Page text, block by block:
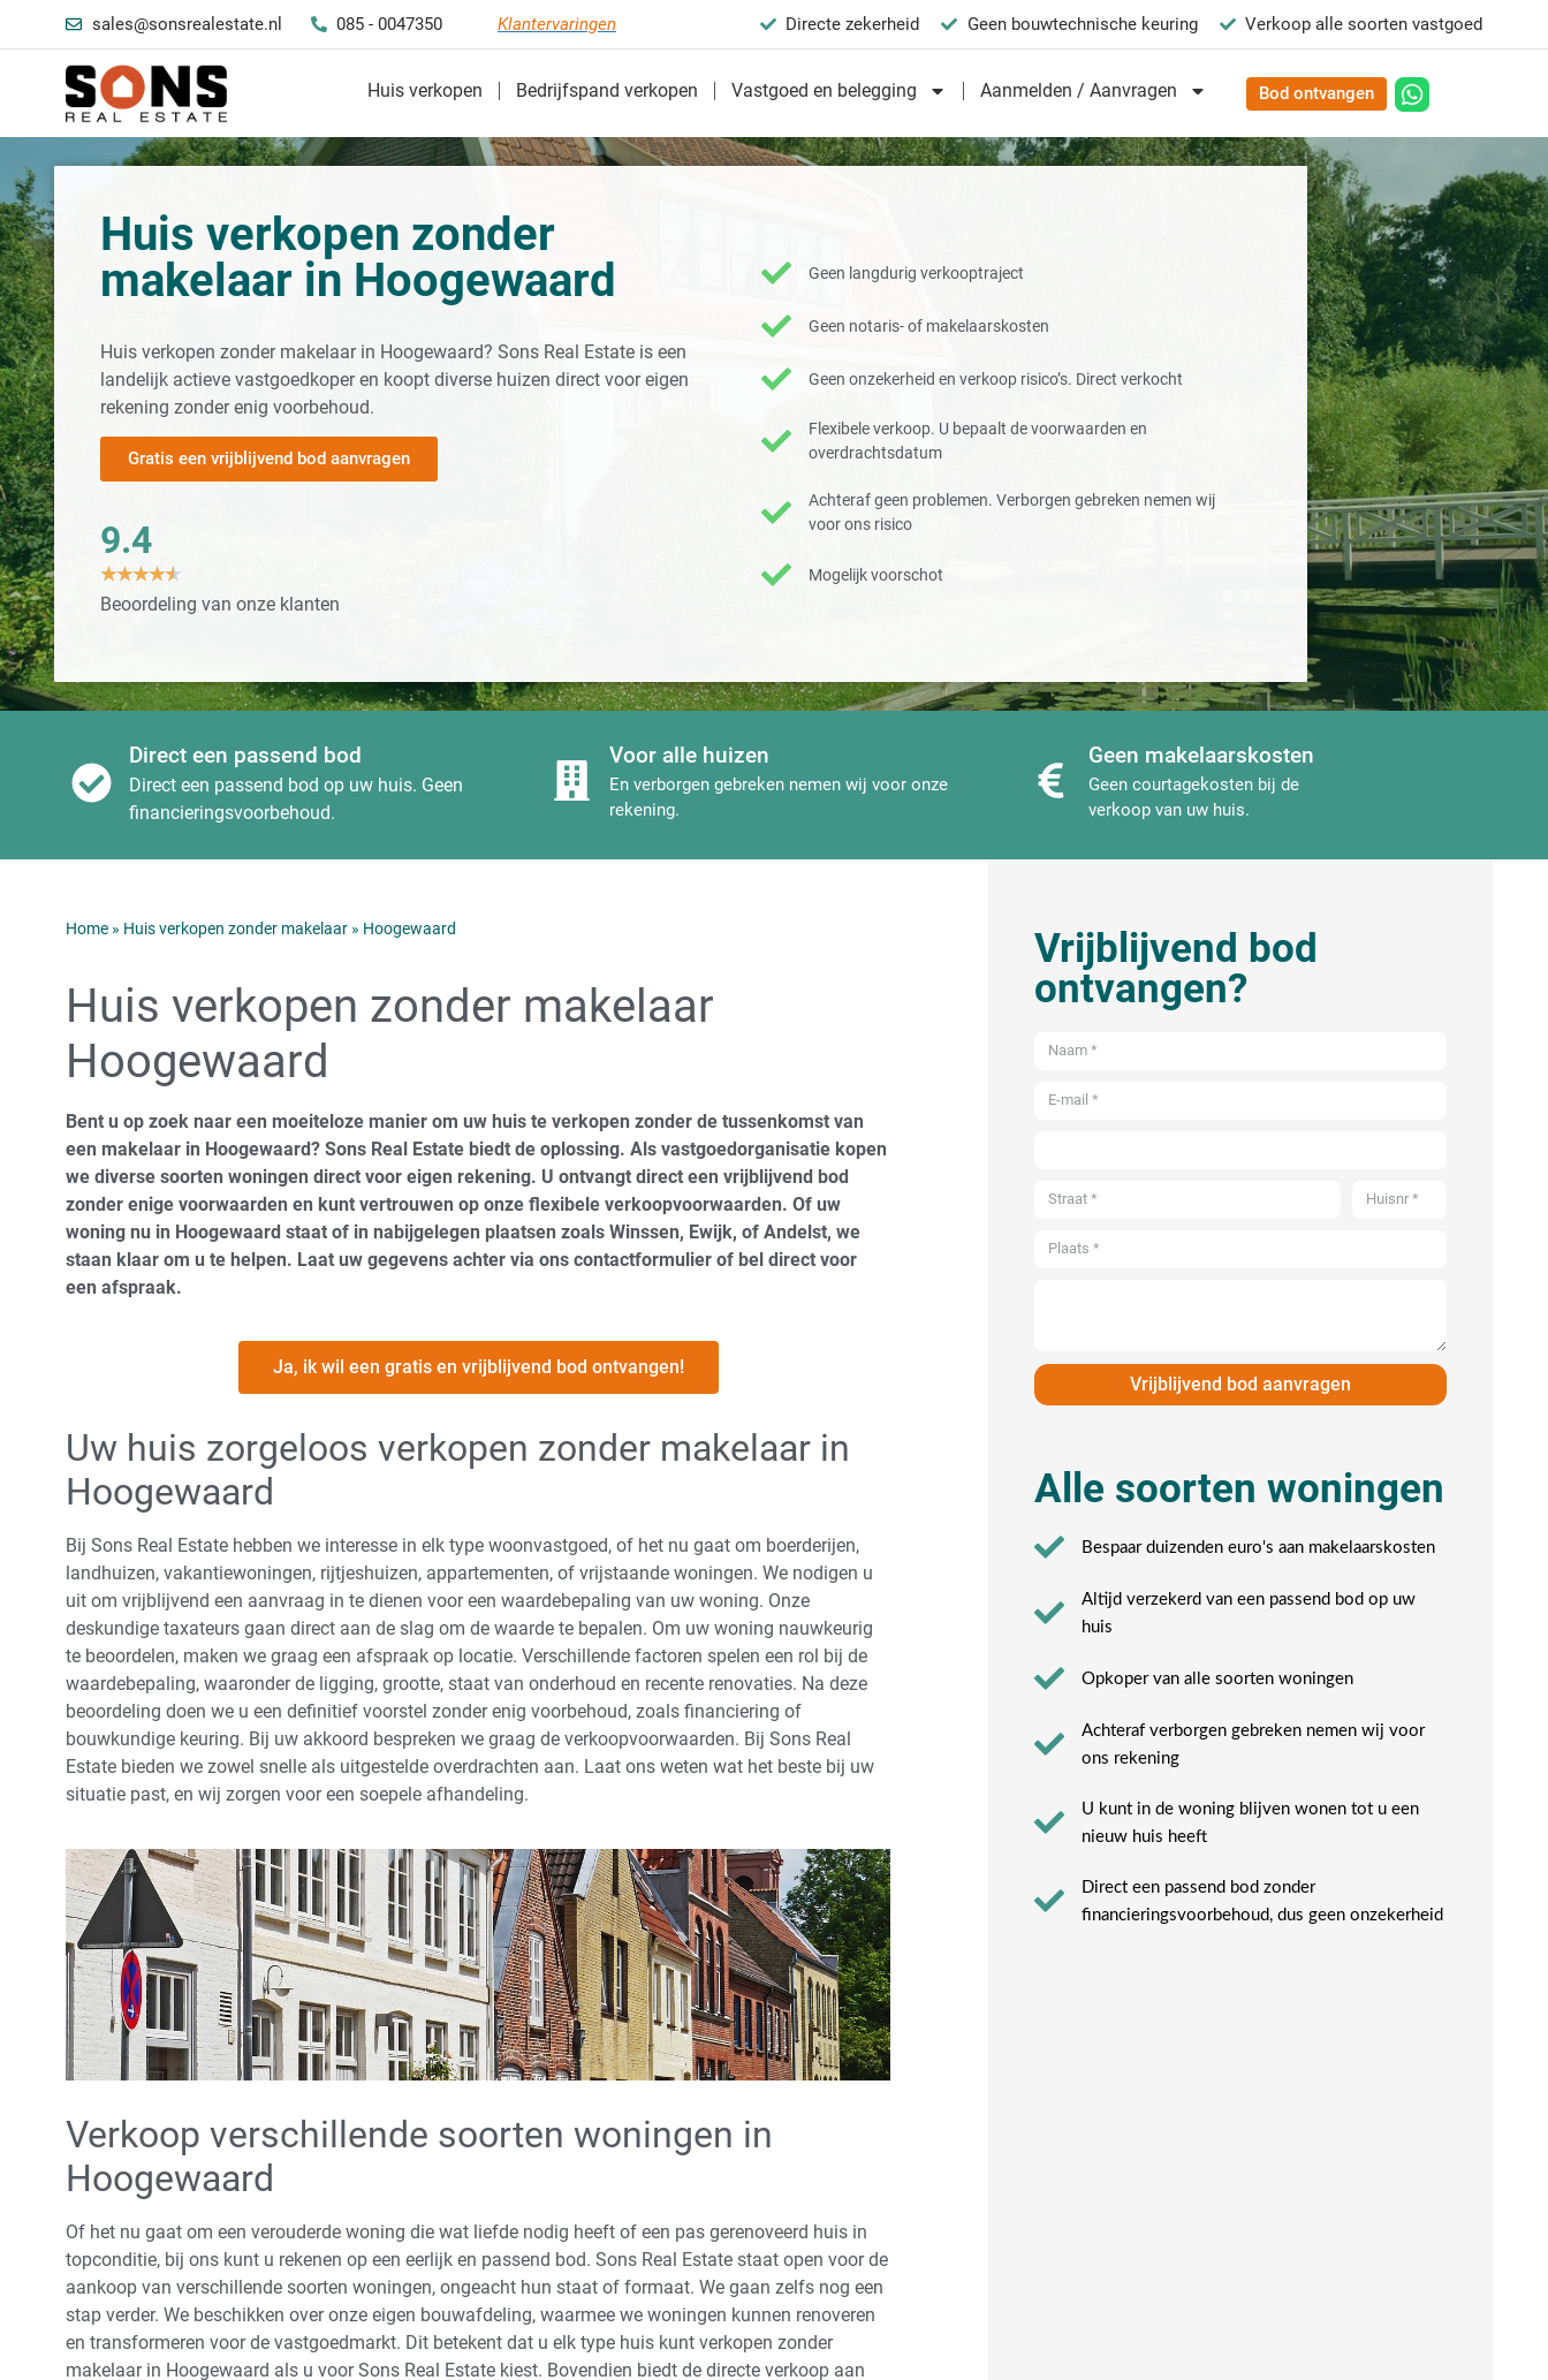
sales@sonsrealestate.nl 085 - 0047350 Klantervaringen Directe zekerheid Geen bouwtechnische keuring Verkoop alle soorten vastgoed
Huis verkopen Bedrijfspand verkopen Vastgoed en belegging Aanmelden / Aanvragen Bod ontvangen
Huis verkopen zonder
makelaar in Hoogewaard
Huis verkopen zonder makelaar in Hoogewaard? Sons Real Estate is een
landelijk actieve vastgoedkoper en koopt diverse huizen direct voor eigen
rekening zonder enig voorbehoud.
Gratis een vrijblijvend bod aanvragen
9.4
★★★★★
Beoordeling van onze klanten
Geen langdurig verkooptraject
Geen notaris- of makelaarskosten
Geen onzekerheid en verkoop risico’s. Direct verkocht
Flexibele verkoop. U bepaalt de voorwaarden en
overdrachtsdatum
Achteraf geen problemen. Verborgen gebreken nemen wij
voor ons risico
Mogelijk voorschot
Direct een passend bod
Direct een passend bod op uw huis. Geen
financieringsvoorbehoud.
Voor alle huizen
En verborgen gebreken nemen wij voor onze
rekening.
Geen makelaarskosten
Geen courtagekosten bij de
verkoop van uw huis.
Home » Huis verkopen zonder makelaar » Hoogewaard
Huis verkopen zonder makelaar
Hoogewaard
Bent u op zoek naar een moeiteloze manier om uw huis te verkopen zonder de tussenkomst van
een makelaar in Hoogewaard? Sons Real Estate biedt de oplossing. Als vastgoedorganisatie kopen
we diverse soorten woningen direct voor eigen rekening. U ontvangt direct een vrijblijvend bod
zonder enige voorwaarden en kunt vertrouwen op onze flexibele verkoopvoorwaarden. Of uw
woning nu in Hoogewaard staat of in nabijgelegen plaatsen zoals Winssen, Ewijk, of Andelst, we
staan klaar om u te helpen. Laat uw gegevens achter via ons contactformulier of bel direct voor
een afspraak.
Ja, ik wil een gratis en vrijblijvend bod ontvangen!
Uw huis zorgeloos verkopen zonder makelaar in
Hoogewaard
Bij Sons Real Estate hebben we interesse in elk type woonvastgoed, of het nu gaat om boerderijen,
landhuizen, vakantiewoningen, rijtjeshuizen, appartementen, of vrijstaande woningen. We nodigen u
uit om vrijblijvend een aanvraag in te dienen voor een waardebepaling van uw woning. Onze
deskundige taxateurs gaan direct aan de slag om de waarde te bepalen. Om uw woning nauwkeurig
te beoordelen, maken we graag een afspraak op locatie. Verschillende factoren spelen een rol bij de
waardebepaling, waaronder de ligging, grootte, staat van onderhoud en recente renovaties. Na deze
beoordeling doen we u een definitief voorstel zonder enig voorbehoud, zoals financiering of
bouwkundige keuring. Bij uw akkoord bespreken we graag de verkoopvoorwaarden. Bij Sons Real
Estate bieden we zowel snelle als uitgestelde overdrachten aan. Laat ons weten wat het beste bij uw
situatie past, en wij zorgen voor een soepele afhandeling.
Verkoop verschillende soorten woningen in
Hoogewaard
Of het nu gaat om een verouderde woning die wat liefde nodig heeft of een pas gerenoveerd huis in
topconditie, bij ons kunt u rekenen op een eerlijk en passend bod. Sons Real Estate staat open voor de
aankoop van verschillende soorten woningen, ongeacht hun staat of formaat. We gaan zelfs nog een
stap verder. We beschikken over onze eigen bouwafdeling, waarmee we woningen kunnen renoveren
en transformeren voor de vastgoedmarkt. Dit betekent dat u elk type huis kunt verkopen zonder
makelaar in Hoogewaard als u voor Sons Real Estate kiest. Bovendien biedt de directe verkoop aan
Vrijblijvend bod
ontvangen?
Vrijblijvend bod aanvragen
Alle soorten woningen
Bespaar duizenden euro's aan makelaarskosten
Altijd verzekerd van een passend bod op uw
huis
Opkoper van alle soorten woningen
Achteraf verborgen gebreken nemen wij voor
ons rekening​
U kunt in de woning blijven wonen tot u een
nieuw huis heeft​
Direct een passend bod zonder
financieringsvoorbehoud, dus geen onzekerheid​